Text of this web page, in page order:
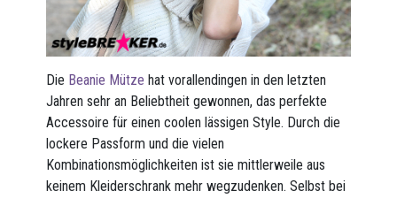
Die Beanie Mütze hat vorallendingen in den letzten
Jahren sehr an Beliebtheit gewonnen, das perfekte
Accessoire für einen coolen lässigen Style. Durch die
lockere Passform und die vielen
Kombinationsmöglichkeiten ist sie mittlerweile aus
keinem Kleiderschrank mehr wegzudenken. Selbst bei